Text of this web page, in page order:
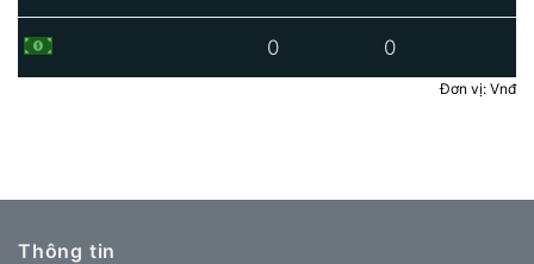
0 0
Đơn vị: Vnđ
Thông tin